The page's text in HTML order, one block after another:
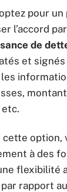
pour
l’accord
de
et
cette option,
à des
flexibilité
rapport